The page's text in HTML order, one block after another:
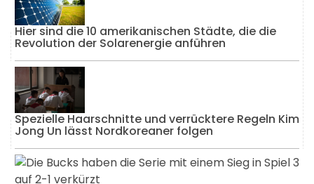
Hier sind die 10 amerikanischen Städte, die die
Revolution der Solarenergie anführen
Spezielle Haarschnitte und verrücktere Regeln Kim
Jong Un lässt Nordkoreaner folgen